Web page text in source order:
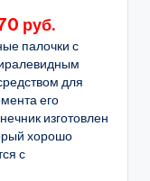
руб.
палочки с
для
его
изготовлен
хорошо
с